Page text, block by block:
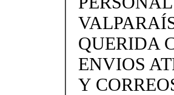
QUERIDA
ENVIOS
Y